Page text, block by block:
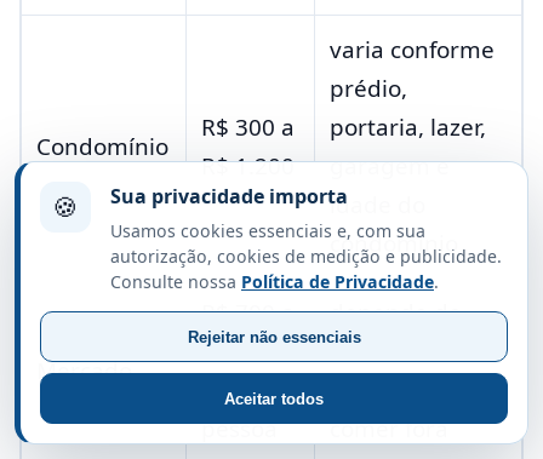
Condomínio
R$ 300 a
R$ 1.200
varia conforme
prédio,
portaria, lazer,
garagem e
idade do
condomínio
Mercado
R$ 700 a
R$ 1.400
por
pessoa
depende de
dieta, marcas e
comer fora
🍪 Sua privacidade importa
Usamos cookies essenciais e, com sua
autorização, cookies de medição e publicidade.
Consulte nossa Política de Privacidade.
Aceitar todos
Rejeitar não essenciais